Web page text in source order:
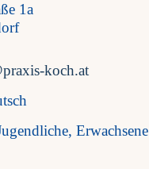
1a
koch.at
Erwachsene